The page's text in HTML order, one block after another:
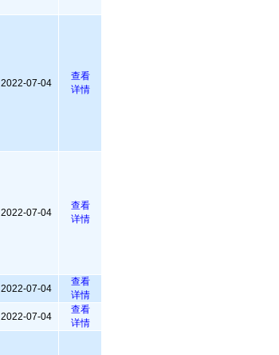
2022-07-04
查看
详情
2022-07-04
查看
详情
2022-07-04
查看
详情
2022-07-04
查看
详情